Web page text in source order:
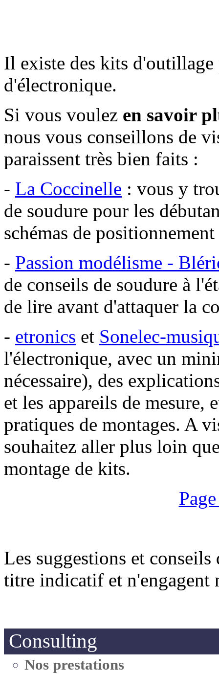
Il existe des kits d'outillage
d'électronique.
Si vous voulez en savoir
nous vous conseillons de
paraissent très bien faits :
- La Coccinelle : vous y
de soudure pour les
schémas de
- Passion modélisme -
de conseils de soudure à
de lire avant d'attaquer la
- etronics et Sonelec-
l'électronique, avec un
nécessaire), des
et les appareils de mesure,
pratiques de montages. A
souhaitez aller plus loin
montage de kits.
Les suggestions et
titre indicatif et n'engagent
Consulting
Nos prestations